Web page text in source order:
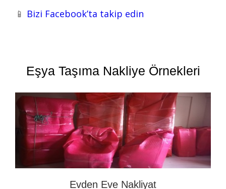
📱 Bizi Facebook’ta takip edin
Eşya Taşıma Nakliye Örnekleri
Evden Eve Nakliyat